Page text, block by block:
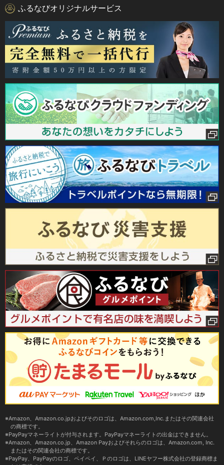
ふるなびオリジナルサービス
Amazon、Amazon.co.jpおよびそのロゴは、Amazon.com,Inc.またはその関連会社
の商標です。
PayPayマネーライトが付与されます。PayPayマネーライトの出金はできません。
Amazon、Amazon.co.jp、Amazon Payおよびそれらのロゴは、Amazon.com, Inc.
またはその関連会社の商標です。
PayPay、PayPayのロゴ、ペイペイ、Ｐのロゴは、LINEヤフー株式会社の登録商標ま